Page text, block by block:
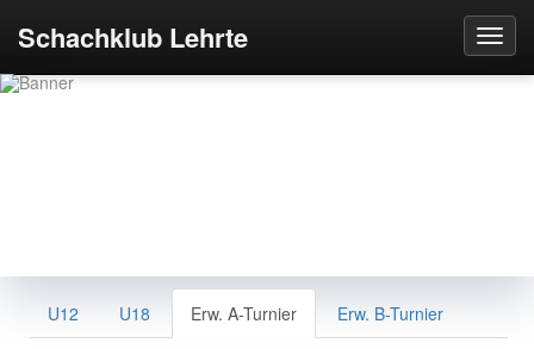
Schachklub Lehrte
Schachklub Lehrte
von 1919 e.V.
U12 U18 Erw. A-Turnier Erw. B-Turnier